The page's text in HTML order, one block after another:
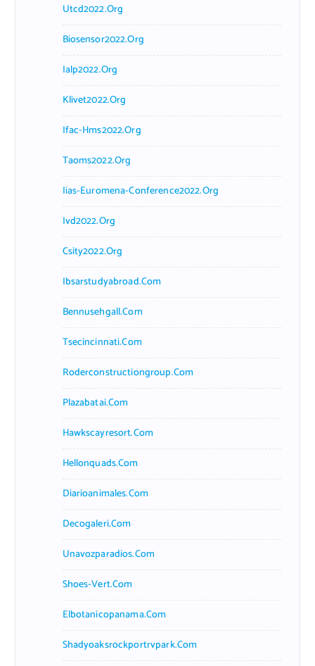
Utcd2022.org
Biosensor2022.org
Ialp2022.org
Klivet2022.org
Ifac-Hms2022.org
Taoms2022.org
Iias-Euromena-Conference2022.org
Ivd2022.org
Csity2022.org
Ibsarstudyabroad.com
Bennusehgall.com
Tsecincinnati.com
Roderconstructiongroup.com
Plazabatai.com
Hawkscayresort.com
Hellonquads.com
Diarioanimales.com
Decogaleri.com
Unavozparadios.com
Shoes-Vert.com
Elbotanicopanama.com
Shadyoaksrockportrvpark.com